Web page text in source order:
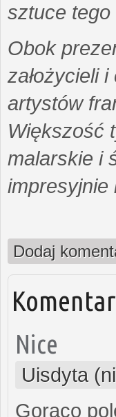
sztuce tego
Obok
założycieli
artystów
Większość
malarskie i
impresyjnie
Dodaj
Nice
Uisdyta
Gorąco